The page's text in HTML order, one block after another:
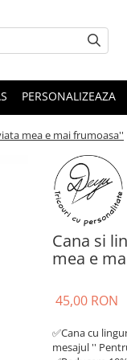
PERSONALIZEAZA
mea e mai frumoasa''
Cana si
mea e
45,00 RON
✅Cana cu
mesajul ''